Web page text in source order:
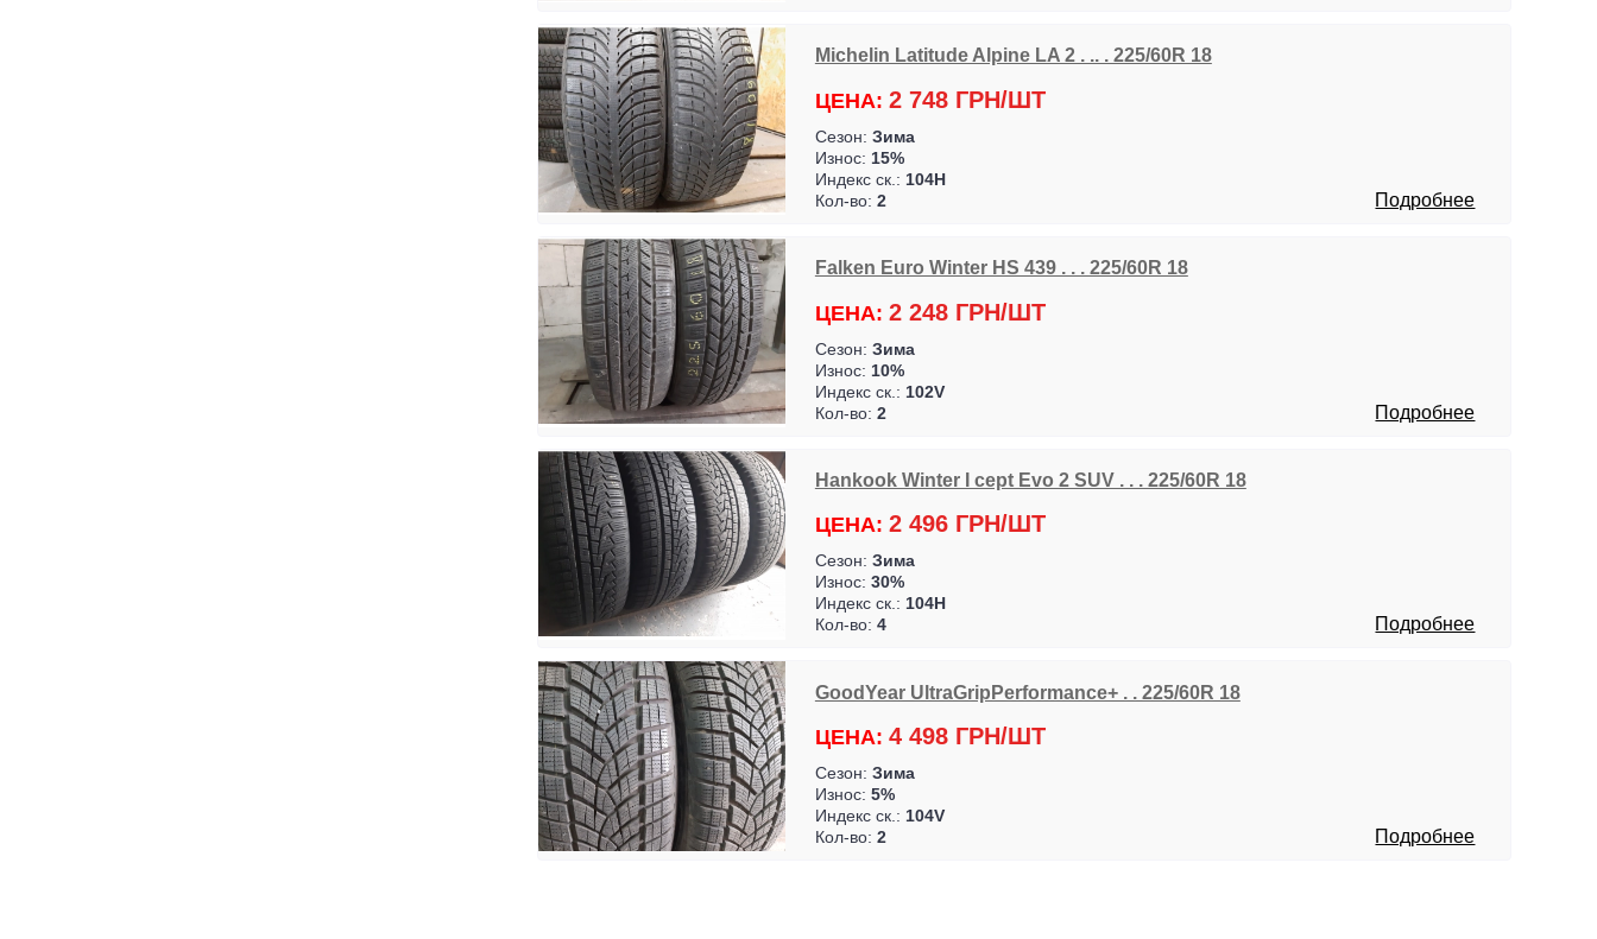
Michelin Latitude Alpine LA 2 . .. . 225/60R 18
ЦЕНА: 2 748 ГРН/ШТ
Сезон: Зима
Износ: 15%
Индекс ск.: 104H
Кол-во: 2 Подробнее
Falken Euro Winter HS 439 . . . 225/60R 18
ЦЕНА: 2 248 ГРН/ШТ
Сезон: Зима
Износ: 10%
Индекс ск.: 102V
Кол-во: 2 Подробнее
Hankook Winter I cept Evo 2 SUV . . . 225/60R 18
ЦЕНА: 2 496 ГРН/ШТ
Сезон: Зима
Износ: 30%
Индекс ск.: 104H
Кол-во: 4 Подробнее
GoodYear UltraGripPerformance+ . . 225/60R 18
ЦЕНА: 4 498 ГРН/ШТ
Сезон: Зима
Износ: 5%
Индекс ск.: 104V
Кол-во: 2 Подробнее